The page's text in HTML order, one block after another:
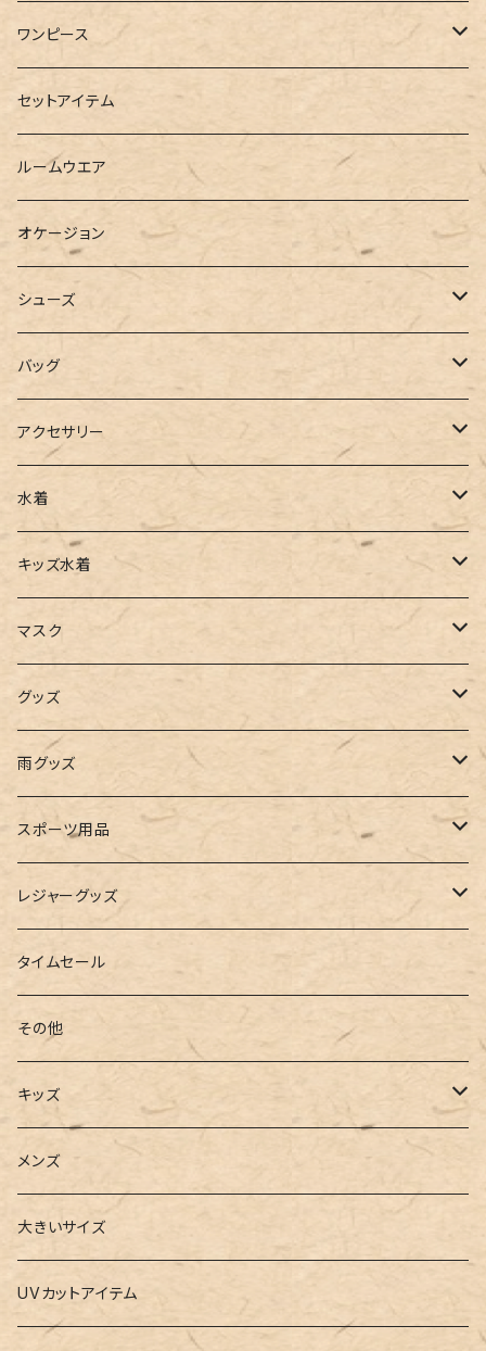
ロングシャツ
ダウンジャケット
ベスト
半袖
スウェット・パーカー
ニット
シャツ
ブラウス
カーディガン
ポロシャツ
ベスト
チュニック
タンクトップ
キャミソール
インナー
ビスチェ
スキニー
ショートパンツ
ハーフパンツ
スウェット
ジャージ
スラックス
ワイドパンツ
カーゴパンツ
サロペット
ガウチョ
レギンス
その他
ロング
ミニ
その他
ワンピース
シャツワンピース
スウェットワンピース
パーカーワンピース
ニットワンピース
キャミワンピース
サロペット
オールインワン
セットアイテム
ルームウエア
オケージョン
シューズ
ブーツ
パンプス
サンダル
スニーカー
フラットシューズ
レインシューズ
レースアップ
ルームシューズ
インソール
ローファー
バッグ
トートバッグ
ショルダー
バックパック
カゴバッグ
エコバッグ
リュック
ハンドバッグ
ボストンバッグ
アクセサリー
その他
水着
ワンピース
ビキニ
ワンショルダー
オフショルダー
バンドゥ
タンキニ
キャミキニ
フィットネス
2点セット
3点セット
4点セット
5点セット
キッズ水着
女の子
男の子
ユニセックス
マスク
アクセサリー
マスクケース
グッズ
帽子
ストール・マフラー
手袋
ポーチ
パスケース
ウォレット
カードケース
キーケース
メガネチェーン
雨グッズ
レインコート
スポーツ用品
トレーニング・スポーツウェア
トレーニンググッズ
ヨガウェア
ヨガソックス
ヨガグッズ
ヨガマット
レジャーグッズ
ビーチグッズ
タイムセール
その他
キッズ
Girls
水着
バレー
Boys
水着
グッズ
メンズ
大きいサイズ
UVカットアイテム